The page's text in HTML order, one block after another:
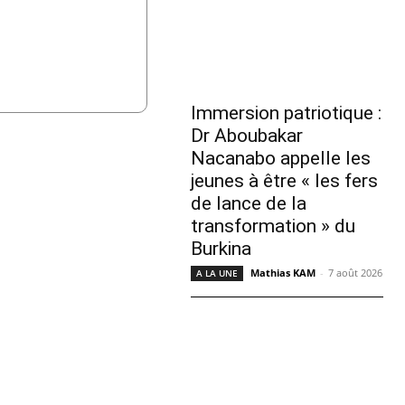
Immersion patriotique :
Dr Aboubakar
Nacanabo appelle les
jeunes à être « les fers
de lance de la
transformation » du
Burkina
A LA UNE Mathias KAM - 7 août 2026